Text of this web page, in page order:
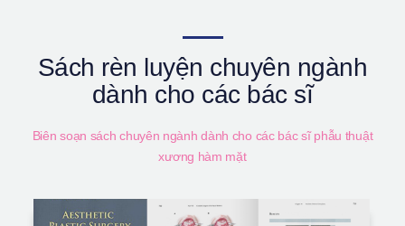
Sách rèn luyện chuyên ngành
dành cho các bác sĩ
Biên soạn sách chuyên ngành dành cho các bác sĩ phẫu thuật
xương hàm mặt